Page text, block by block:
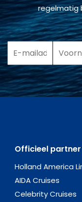
regelmatig
Officieel
Holland America
AIDA Cruises
Celebrity Cruises